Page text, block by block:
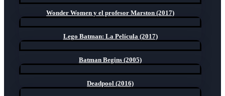
Wonder Women y el profesor Marston (2017)
Lego Batman: La Película (2017)
Batman Begins (2005)
Deadpool (2016)